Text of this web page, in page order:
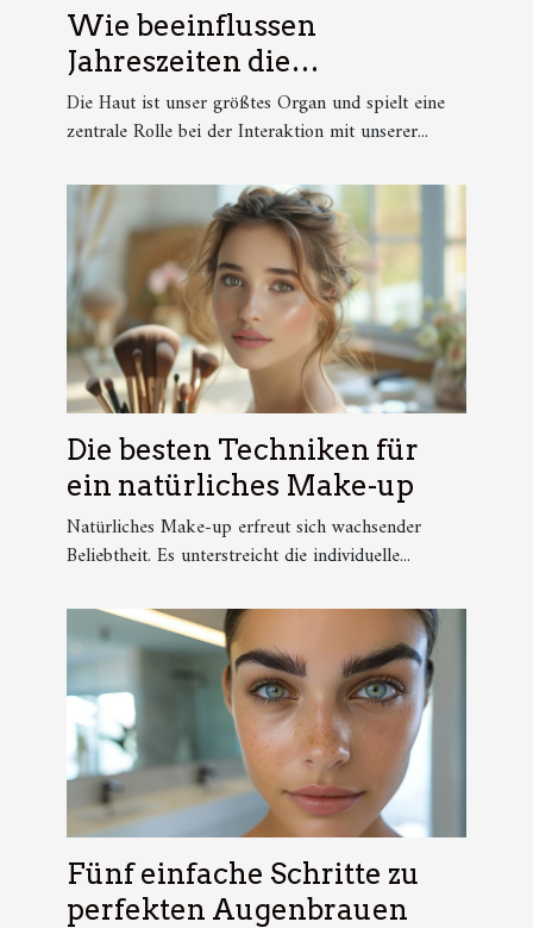
Wie beeinflussen
Jahreszeiten die
Hautpflege?
Die Haut ist unser größtes Organ und spielt eine
zentrale Rolle bei der Interaktion mit unserer...
Die besten Techniken für
ein natürliches Make-up
Natürliches Make-up erfreut sich wachsender
Beliebtheit. Es unterstreicht die individuelle...
Fünf einfache Schritte zu
perfekten Augenbrauen